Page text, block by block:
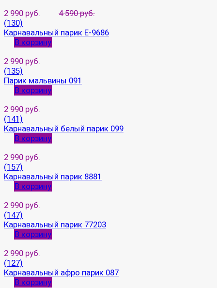
2 990 руб.
4 590 руб.
(130)
Карнавальный парик E-9686
В корзину
2 990 руб.
(135)
Парик мальвины 091
В корзину
2 990 руб.
(141)
Карнавальный белый парик 099
В корзину
2 990 руб.
(157)
Карнавальный парик 8881
В корзину
2 990 руб.
(147)
Карнавальный парик 77203
В корзину
2 990 руб.
(127)
Карнавальный афро парик 087
В корзину